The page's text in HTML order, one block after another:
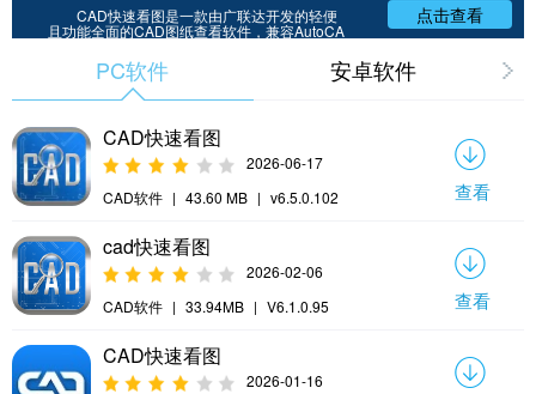
CAD快速看图是一款由广联达开发的轻便
且功能全面的CAD图纸查看软件，兼容AutoCA
D和天正图纸，适用于建筑、室内设计等领域。
它提供快速打开、流畅浏览、无需安装字体解
决中文乱码、精准显示特殊符号等功能。内置
测量、标注、图形识别、图纸对比等工具，支
持打印预览和编辑助手。还具备云盘功能，实
看共享图纸。适用于Windows、Android、iOS
平台，满足专业需求。
点击查看
PC软件 安卓软件
CAD快速看图
2026-06-17
CAD软件 | 43.60 MB | v6.5.0.102 查看
cad快速看图
2026-02-06
CAD软件 | 33.94MB | V6.1.0.95 查看
CAD快速看图
2026-01-16